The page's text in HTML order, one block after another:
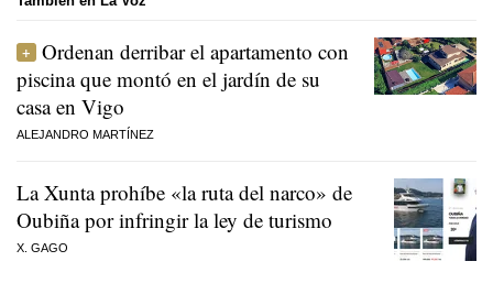
Ordenan derribar el apartamento con
piscina que montó en el jardín de su
casa en Vigo
ALEJANDRO MARTÍNEZ
La Xunta prohíbe «la ruta del narco» de
Oubiña por infringir la ley de turismo
X. GAGO